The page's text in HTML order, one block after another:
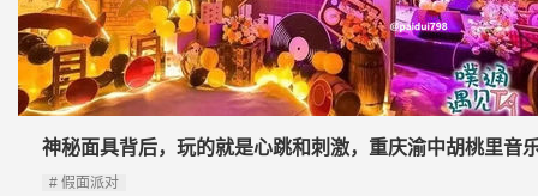
神秘面具背后，玩的就是心跳和刺激，重庆渝中胡桃里音
假面派对